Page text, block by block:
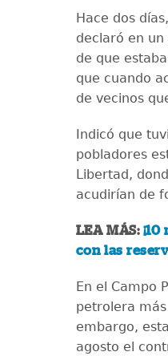
Hace dos
declaró en
de que
que cuando
de vecinos
Indicó que
pobladores
Libertad,
acudirían de
LEA MÁS:¡10
con las
En el Campo
petrolera
embargo,
agosto el